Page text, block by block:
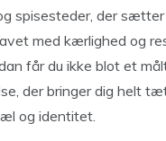
spisesteder, der
med kærlighed og
får du ikke blot et
der bringer dig helt
og identitet.